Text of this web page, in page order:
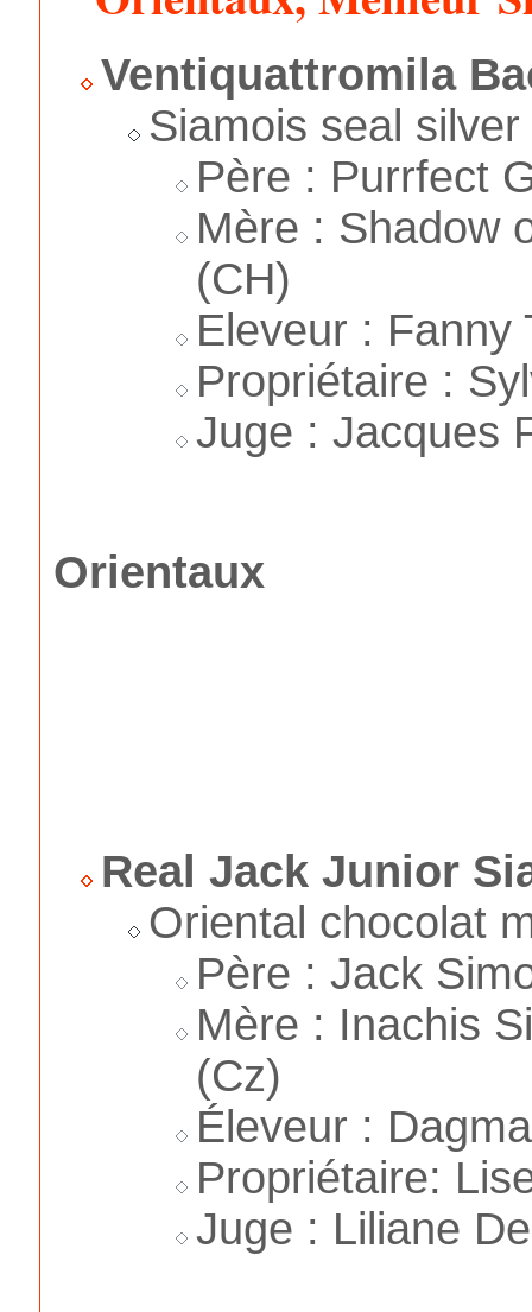
Ventiquattromila
Siamois seal
Père : Purrfect
Mère : Shadow
(CH)
Eleveur : Fanny
Propriétaire :
Juge : Jacques
Orientaux
Real Jack Junior
Oriental chocolat
Père : Jack
Mère : Inachis
(Cz)
Éleveur :
Propriétaire:
Juge : Liliane